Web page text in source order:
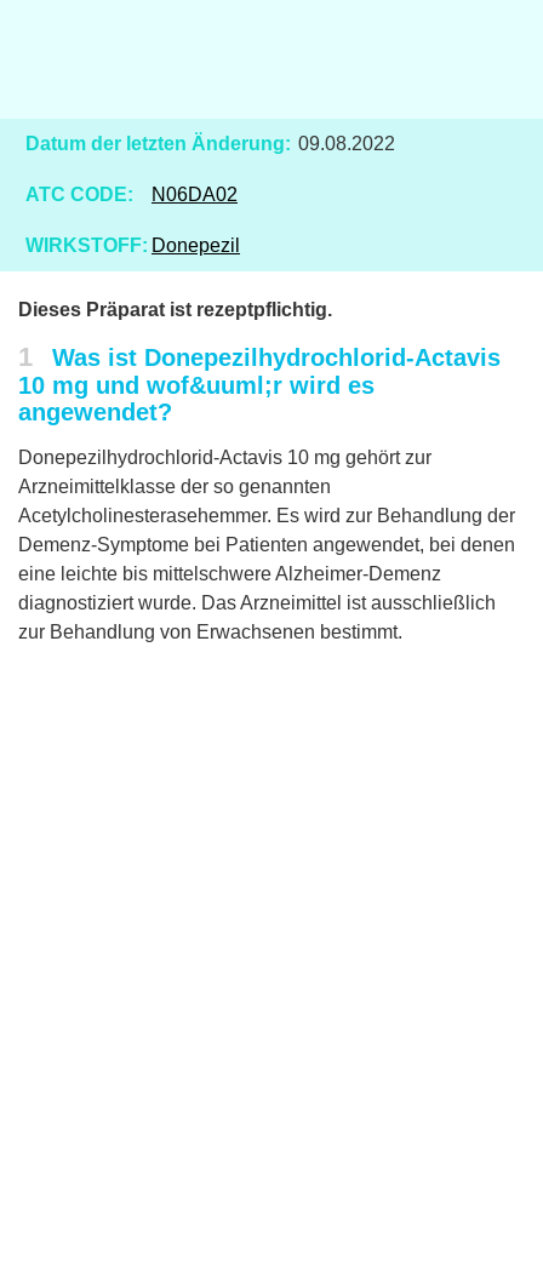
Datum der letzten Änderung: 09.08.2022
ATC CODE: N06DA02
WIRKSTOFF: Donepezil
Dieses Präparat ist rezeptpflichtig.
1
Was ist Donepezilhydrochlorid-Actavis
10 mg und wof&uuml;r wird es
angewendet?
Donepezilhydrochlorid-Actavis 10 mg gehört zur
Arzneimittelklasse der so genannten
Acetylcholinesterasehemmer. Es wird zur Behandlung der
Demenz-Symptome bei Patienten angewendet, bei denen
eine leichte bis mittelschwere Alzheimer-Demenz
diagnostiziert wurde. Das Arzneimittel ist ausschließlich
zur Behandlung von Erwachsenen bestimmt.